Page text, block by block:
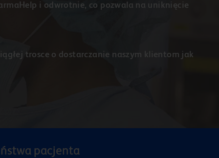
i odwrotnie, co pozwala na uniknięcie
trosce o dostarczanie naszym klientom jak
pacjenta